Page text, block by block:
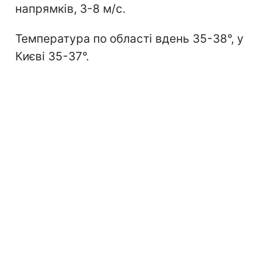
напрямків, 3-8 м/с.
Температура по області вдень 35-38°, у
Києві 35-37°.